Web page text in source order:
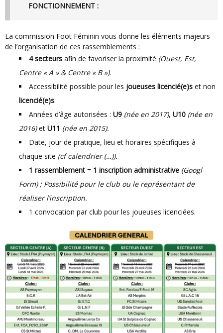
FONCTIONNEMENT :
La commission Foot Féminin vous donne les éléments majeurs
de l’organisation de ces rassemblements :
4 secteurs afin de favoriser la proximité (Ouest, Est,
Centre « A » & Centre « B »).
Accessibilité possible pour les joueuses licencié(e)s et non
licencié(e)s.
Années d’âge autorisées : U9 (née en 2017), U10 (née en
2016)et U11 (née en 2015).
Date, jour de pratique, lieu et horaires spécifiques à
chaque site (cf calendrier (…)).
1 rassemblement = 1 inscription administrative (Googl
Form) ; Possibilité pour le club ou le représentant de
réaliser l’inscription.
1 convocation par club pour les joueuses licenciées.